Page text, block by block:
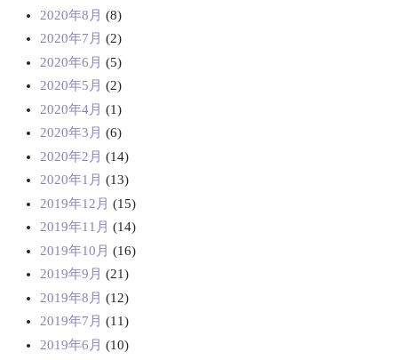
2020年8月 (8)
2020年7月 (2)
2020年6月 (5)
2020年5月 (2)
2020年4月 (1)
2020年3月 (6)
2020年2月 (14)
2020年1月 (13)
2019年12月 (15)
2019年11月 (14)
2019年10月 (16)
2019年9月 (21)
2019年8月 (12)
2019年7月 (11)
2019年6月 (10)